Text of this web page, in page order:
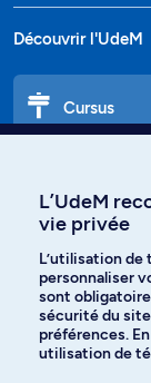
Découvrir l'UdeM
Cursus
Langues
Facebook
L’UdeM
vie privée
L’utilisation de
personnaliser
sont
sécurité du site
préférences.
utilisation de